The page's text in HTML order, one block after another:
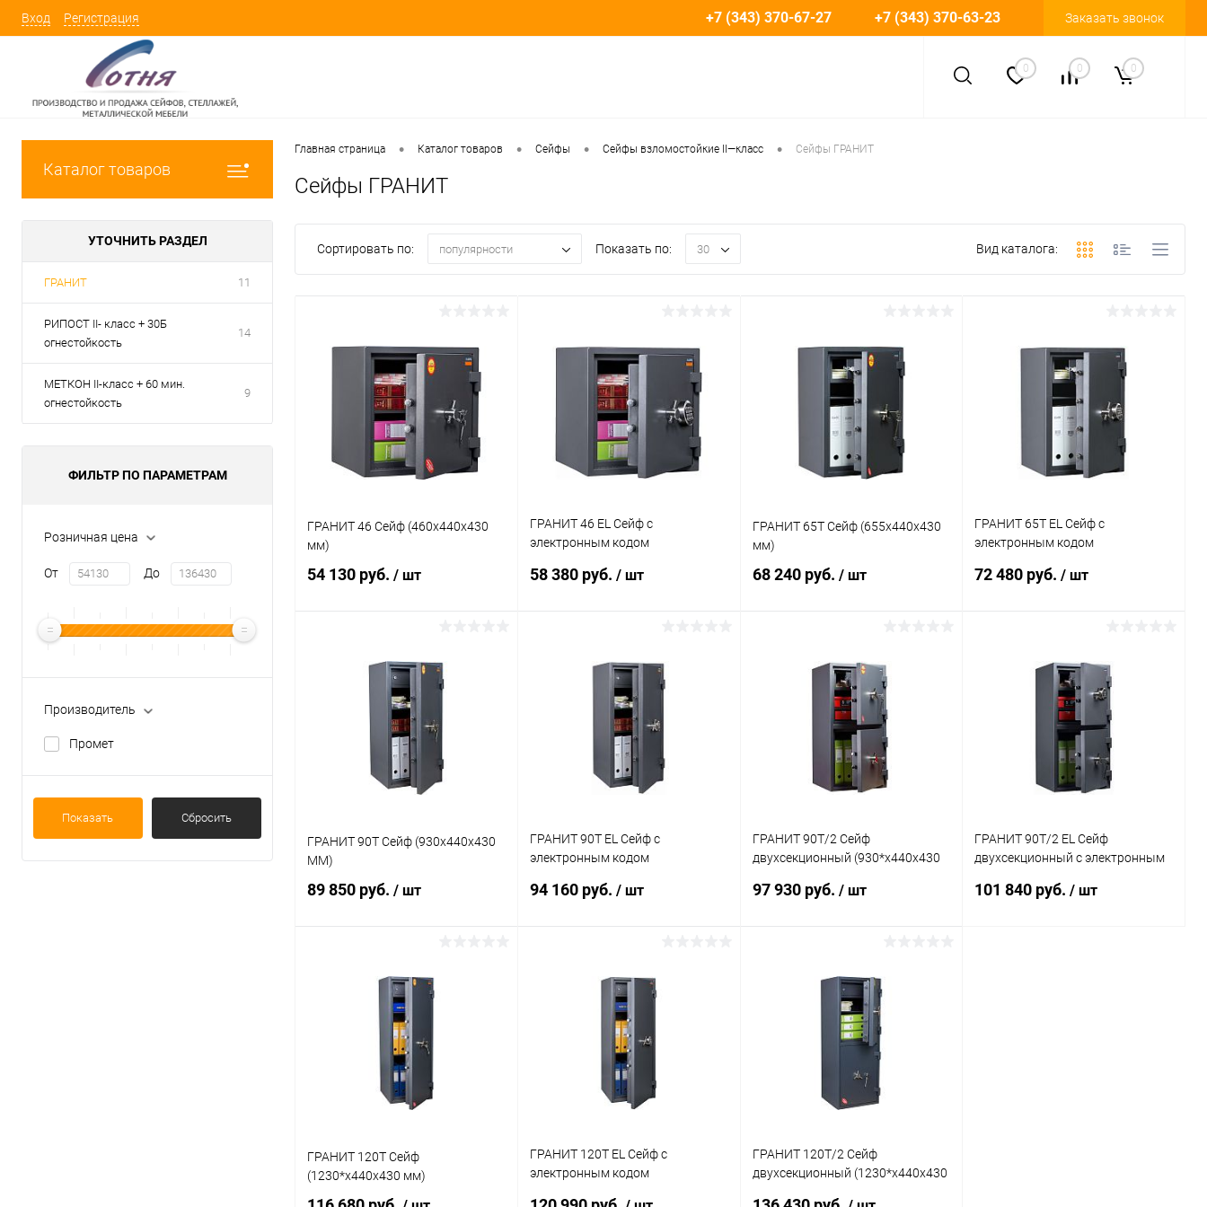
Вход Регистрация +7 (343) 370-67-27 +7 (343) 370-63-23 Заказать звонок
0 0 0
Каталог товаров
УТОЧНИТЬ РАЗДЕЛ
ГРАНИТ 11
РИПОСТ II- класс + 30Б
огнестойкость
14
МЕТКОН II-класс + 60 мин.
огнестойкость
9
ФИЛЬТР ПО ПАРАМЕТРАМ
Розничная цена
От До
Производитель
Промет
Показать Сбросить
Главная страница • Каталог товаров • Сейфы • Сейфы взломостойкие II—класс • Сейфы ГРАНИТ
Сейфы ГРАНИТ
Сортировать по: популярности Показать по: 30 Вид каталога:
ГРАНИТ 46 Сейф (460x440x430
мм)
54 130 руб. / шт
Купить в 1 клик
Под заказ
ГРАНИТ 46 EL Сейф с
электронным кодом
58 380 руб. / шт
Купить в 1 клик
Под заказ
ГРАНИТ 65Т Сейф (655x440x430
мм)
68 240 руб. / шт
Купить в 1 клик Сравнение
В избранное Под заказ
ГРАНИТ 65Т EL Сейф с
электронным кодом
72 480 руб./ шт
Купить в 1 клик Сравнение
В избранное Под заказ
ГРАНИТ 90Т Сейф (930x440x430
ММ)
89 850 руб. / шт
Купить в 1 клик
В избранное
ГРАНИТ 90Т EL Сейф с
электронным кодом
94 160 руб. / шт
Купить в 1 клик
В избранное
ГРАНИТ 90T/2 Сейф
двухсекционный (930*x440x430
97 930 руб. / шт
Купить в 1 клик
ГРАНИТ 90T/2 EL Сейф
двухсекционный с электронным
мм)
101 840 руб./ шт
ГРАНИТ 120Т Сейф
(1230*x440x430 мм)
ГРАНИТ 120Т EL Сейф с
электронным кодом
ГРАНИТ 120T/2 Сейф
двухсекционный (1230*x440x430